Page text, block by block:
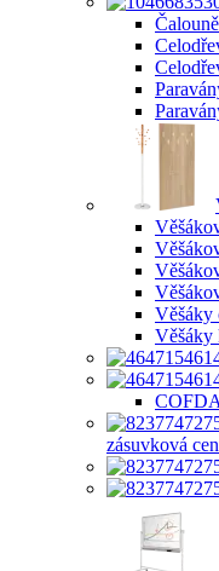
Věšáky
Věšáky
zásuvková